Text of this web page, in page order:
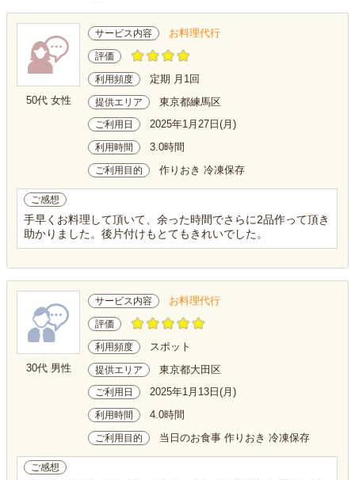
50代 女性
サービス内容 お料理代行
評価
利用頻度 定期 月1回
提供エリア 東京都練馬区
ご利用日 2025年1月27日(月)
利用時間 3.0時間
ご利用目的 作りおき 冷凍保存
ご感想
手早くお料理して頂いて、余った時間でさらに2品作って頂き
助かりました。後片付けもとてもきれいでした。
30代 男性
サービス内容 お料理代行
評価
利用頻度 スポット
提供エリア 東京都大田区
ご利用日 2025年1月13日(月)
利用時間 4.0時間
ご利用目的 当日のお食事 作りおき 冷凍保存
ご感想